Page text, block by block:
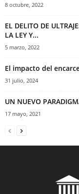
8 octubre, 2022
EL DELITO DE
LA LEY Y...
5 marzo, 2022
El impacto del
31 julio, 2024
UN NUEVO
17 mayo, 2021